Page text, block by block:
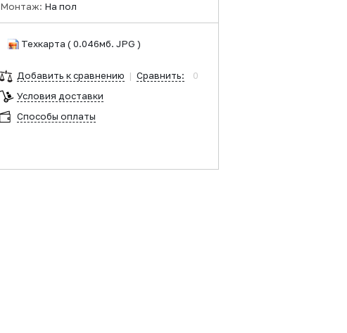
Монтаж: На пол
Техкарта ( 0.046мб. JPG )
Добавить к сравнению | Сравнить:
0
Условия доставки
Способы оплаты